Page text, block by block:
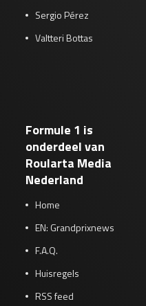
Sergio Pérez
Valtteri Bottas
Formule 1 is
onderdeel van
Roularta Media
Nederland
Home
EN: Grandprixnews
F.A.Q.
Huisregels
RSS feed